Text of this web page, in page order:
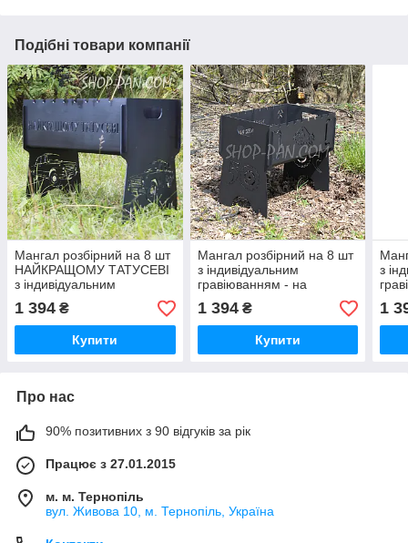
Подібні товари компанії
Мангал розбірний на 8 шт
НАЙКРАЩОМУ ТАТУСЕВІ
з індивідуальним
гравіюванням - на
подарунок
1 394 ₴
Купити
Мангал розбірний на 8 шт
з індивідуальним
гравіюванням - на
подарунок
1 394₴
Купити
з
1
Про нас
90% позитивних з 90 відгуків за рік
Працює з 27.01.2015
м. м. Тернопіль
вул. Живова 10, м. Тернопіль, Україна